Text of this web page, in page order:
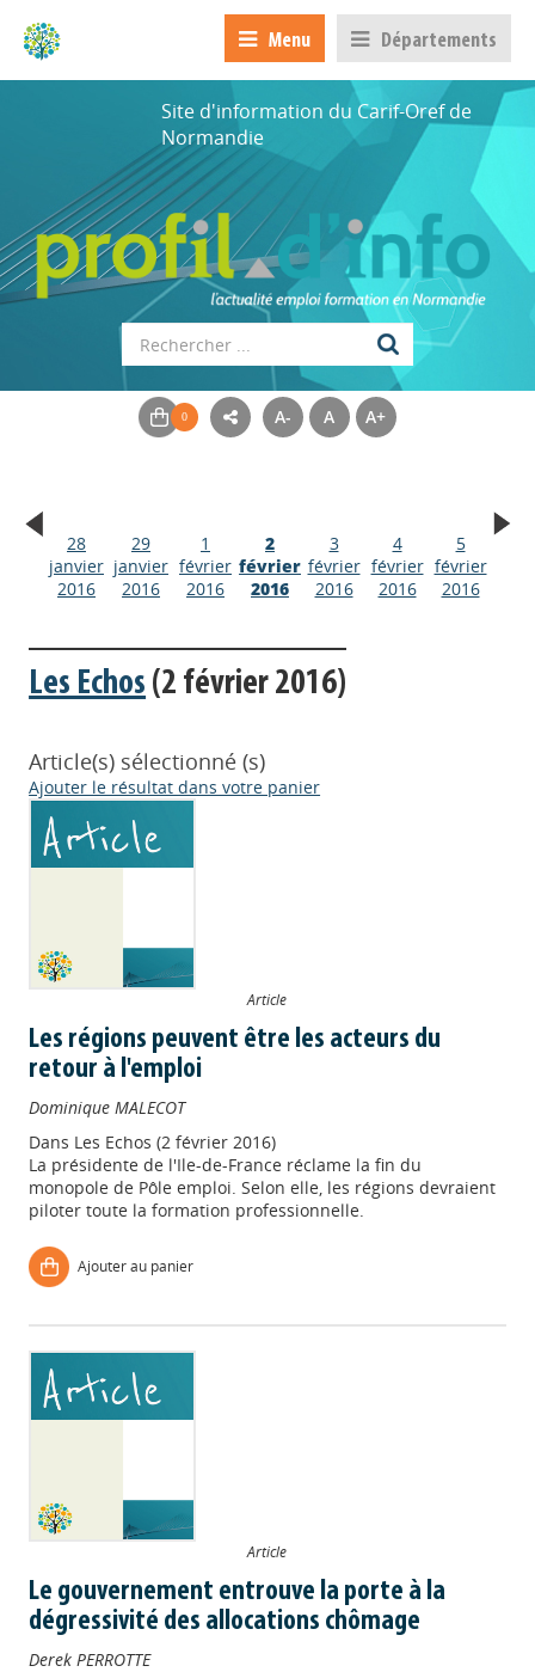
Menu Départements
Site d'information du Carif-Oref de
Normandie
A- A A+
28
janvier
2016
29
janvier
2016
1
février
2016
2
février
2016
3
février
2016
4
février
2016
5
février
2016
Les Echos (2 février 2016)
Article(s) sélectionné (s)
Ajouter le résultat dans votre panier
Article
Les régions peuvent être les acteurs du
retour à l'emploi
Dominique MALECOT
Dans Les Echos (2 février 2016)
La présidente de l'Ile-de-France réclame la fin du
monopole de Pôle emploi. Selon elle, les régions devraient
piloter toute la formation professionnelle.
Ajouter au panier
Article
Le gouvernement entrouve la porte à la
dégressivité des allocations chômage
Derek PERROTTE